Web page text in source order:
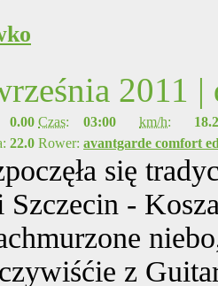
2011
0.00 Czas: 03:00 km/h:
22.0 Rower: avantgarde comfort
się
-
z